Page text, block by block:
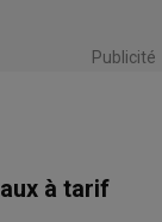
Publicité
à tarif